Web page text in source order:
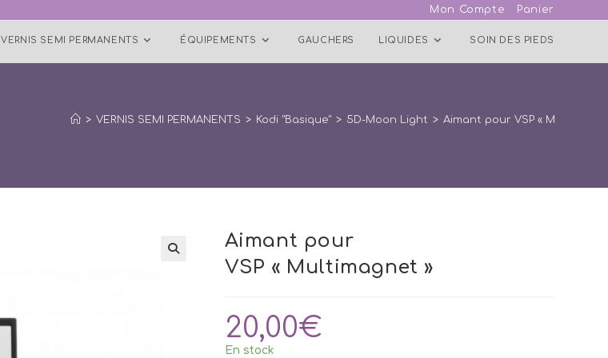
Mon Compte Panier
VERNIS SEMI PERMANENTS ÉQUIPEMENTS GAUCHERS LIQUIDES SOIN DES PIEDS
> VERNIS SEMI PERMANENTS > Kodi "Basique" > 5D-Moon Light > Aimant pour VSP «
Aimant pour
VSP « Multimagnet »
20,00€
En stock